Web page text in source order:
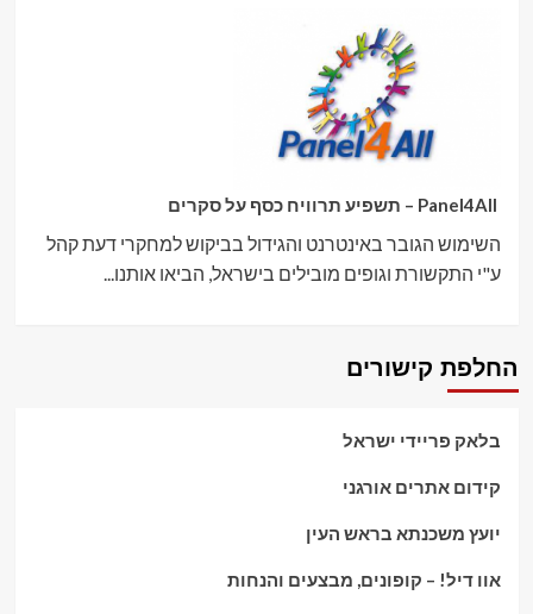
השימוש הגובר באינטרנט והגידול בביקוש למחקרי דעת קהל
ע"י התקשורת וגופים מובילים בישראל, הביאו אותנו...
החלפת קישורים
בלאק פריידי ישראל
קידום אתרים אורגני
יועץ משכנתא בראש העין
אוו דיל! – קופונים, מבצעים והנחות